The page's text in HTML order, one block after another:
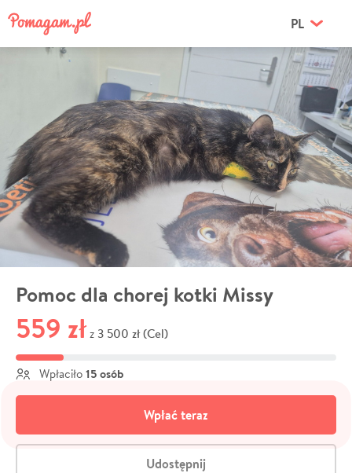
PL
Pomoc dla chorej kotki Missy
559 zł z 3 500 zł (Cel)
Wpłaciło 15 osób
Wpłać teraz
Udostępnij